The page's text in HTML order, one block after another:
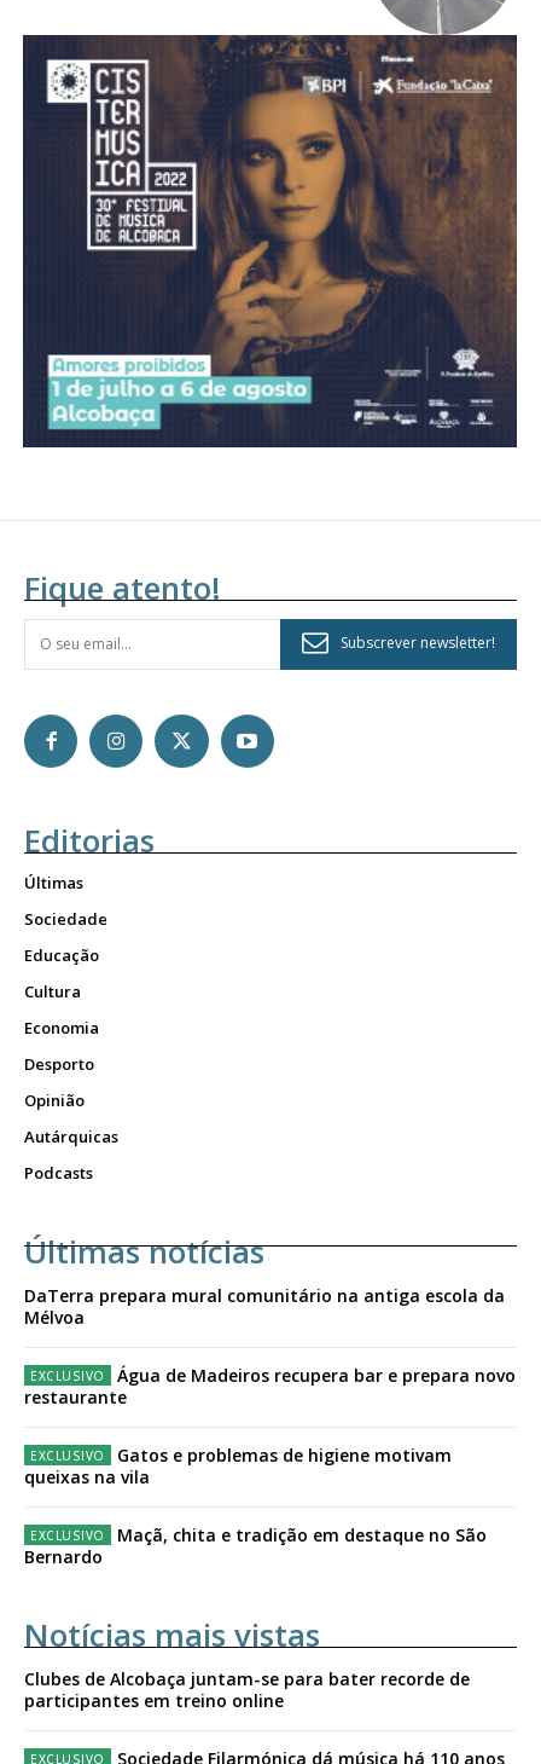
Acesso ao conteúdo online
Acesso aos conteúdos Exclusivos para
assinantes
Ofertas para assinatura anual
Escolha o plano
Fique atento!
Subscrever newsletter!
Editorias
Últimas
Sociedade
Educação
Cultura
Economia
Desporto
Opinião
Autárquicas
Podcasts
Últimas notícias
DaTerra prepara mural comunitário na antiga escola da
Mélvoa
Água de Madeiros recupera bar e prepara novo
restaurante
Gatos e problemas de higiene motivam
queixas na vila
Maçã, chita e tradição em destaque no São
Bernardo
Notícias mais vistas
Clubes de Alcobaça juntam-se para bater recorde de
participantes em treino online
Sociedade Filarmónica dá música há 110 anos